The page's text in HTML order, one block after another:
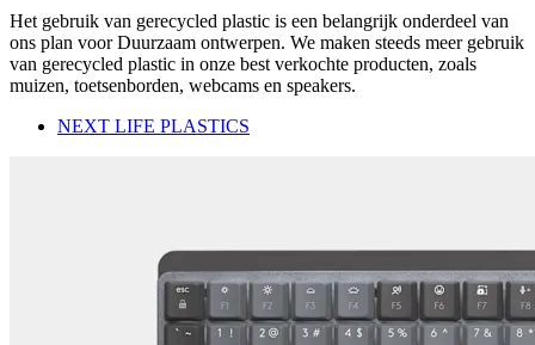
Het gebruik van gerecycled plastic is een belangrijk onderdeel van
ons plan voor Duurzaam ontwerpen. We maken steeds meer gebruik
van gerecycled plastic in onze best verkochte producten, zoals
muizen, toetsenborden, webcams en speakers.
NEXT LIFE PLASTICS